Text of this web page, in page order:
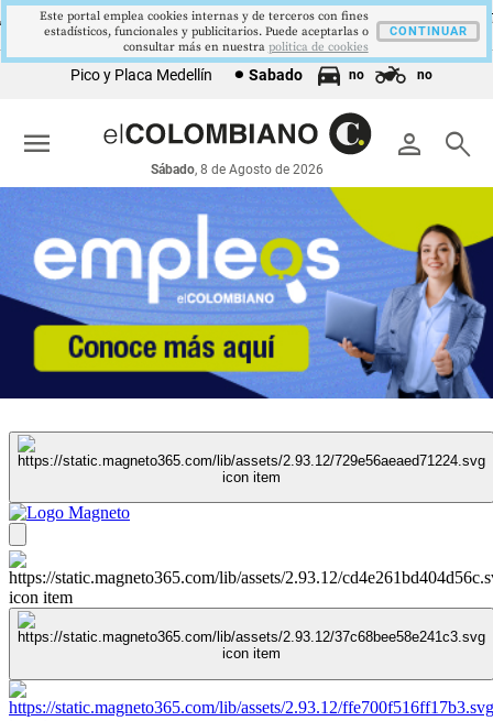
% DTF12,48 %
▲ 0.05
$386,1273
▲ 0.03
$1.750.905
—
BRENT
Pico y Placa Medellín Sabado no no
person search
Sábado, 8 de Agosto de 2026
menu
Este portal emplea cookies internas y de terceros con fines
estadísticos, funcionales y publicitarios. Puede aceptarlas o
consultar más en nuestra politica de cookies
CONTINUAR